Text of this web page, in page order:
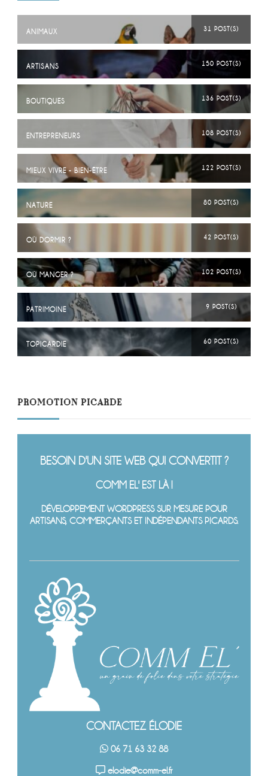
ANIMAUX 31 POST(S)
ARTISANS 150 POST(S)
BOUTIQUES 136 POST(S)
ENTREPRENEURS 108 POST(S)
MIEUX VIVRE - BIEN-ÊTRE 122 POST(S)
NATURE 80 POST(S)
OÙ DORMIR ? 42 POST(S)
OÙ MANGER ? 102 POST(S)
PATRIMOINE 9 POST(S)
TOPICARDIE 60 POST(S)
PROMOTION PICARDE
BESOIN D'UN SITE WEB QUI CONVERTIT ?
COMM EL' EST LÀ !
DÉVELOPPEMENT WORDPRESS SUR MESURE POUR
ARTISANS, COMMERÇANTS ET INDÉPENDANTS PICARDS.
CONTACTEZ ÉLODIE
06 71 63 32 88
elodie@comm-el.fr